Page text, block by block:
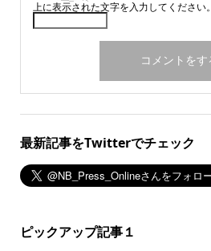
上に表示された文字を入力してください。
最新記事をTwitterでチェック
ピックアップ記事１